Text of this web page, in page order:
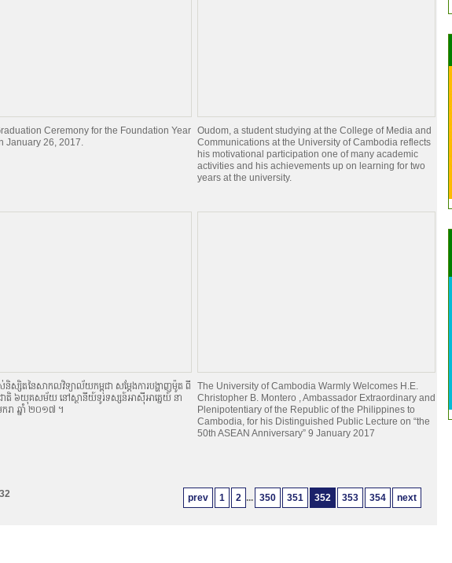
Ceremony for the Foundation Year
January 26, 2017.
Oudom, a student studying at the College of Media and
Communications at the University of Cambodia reflects
his motivational participation one of many academic
activities and his achievements up on learning for two
years at the university.
និស្សិតនៃសាកលវិទ្យាល័យកម្ពុជា សម្ដែងការបង្ហាញម៉ូត ពី
ាតិ ៦យុគសម័យ នៅស្ថានីយ៍ទូរទស្សន៍អាស៊ីអាគ្នេយ៍ នា
ករា ឆ្នាំ ២០១៧ ។
The University of Cambodia Warmly Welcomes H.E.
Christopher B. Montero , Ambassador Extraordinary and
Plenipotentiary of the Republic of the Philippines to
Cambodia, for his Distinguished Public Lecture on “the
50th ASEAN Anniversary” 9 January 2017
prev 1 2 ... 350 351 352 353 354 next